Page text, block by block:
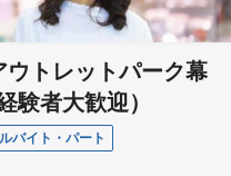
トレットパーク幕
験者大歓迎）
バイト・パート